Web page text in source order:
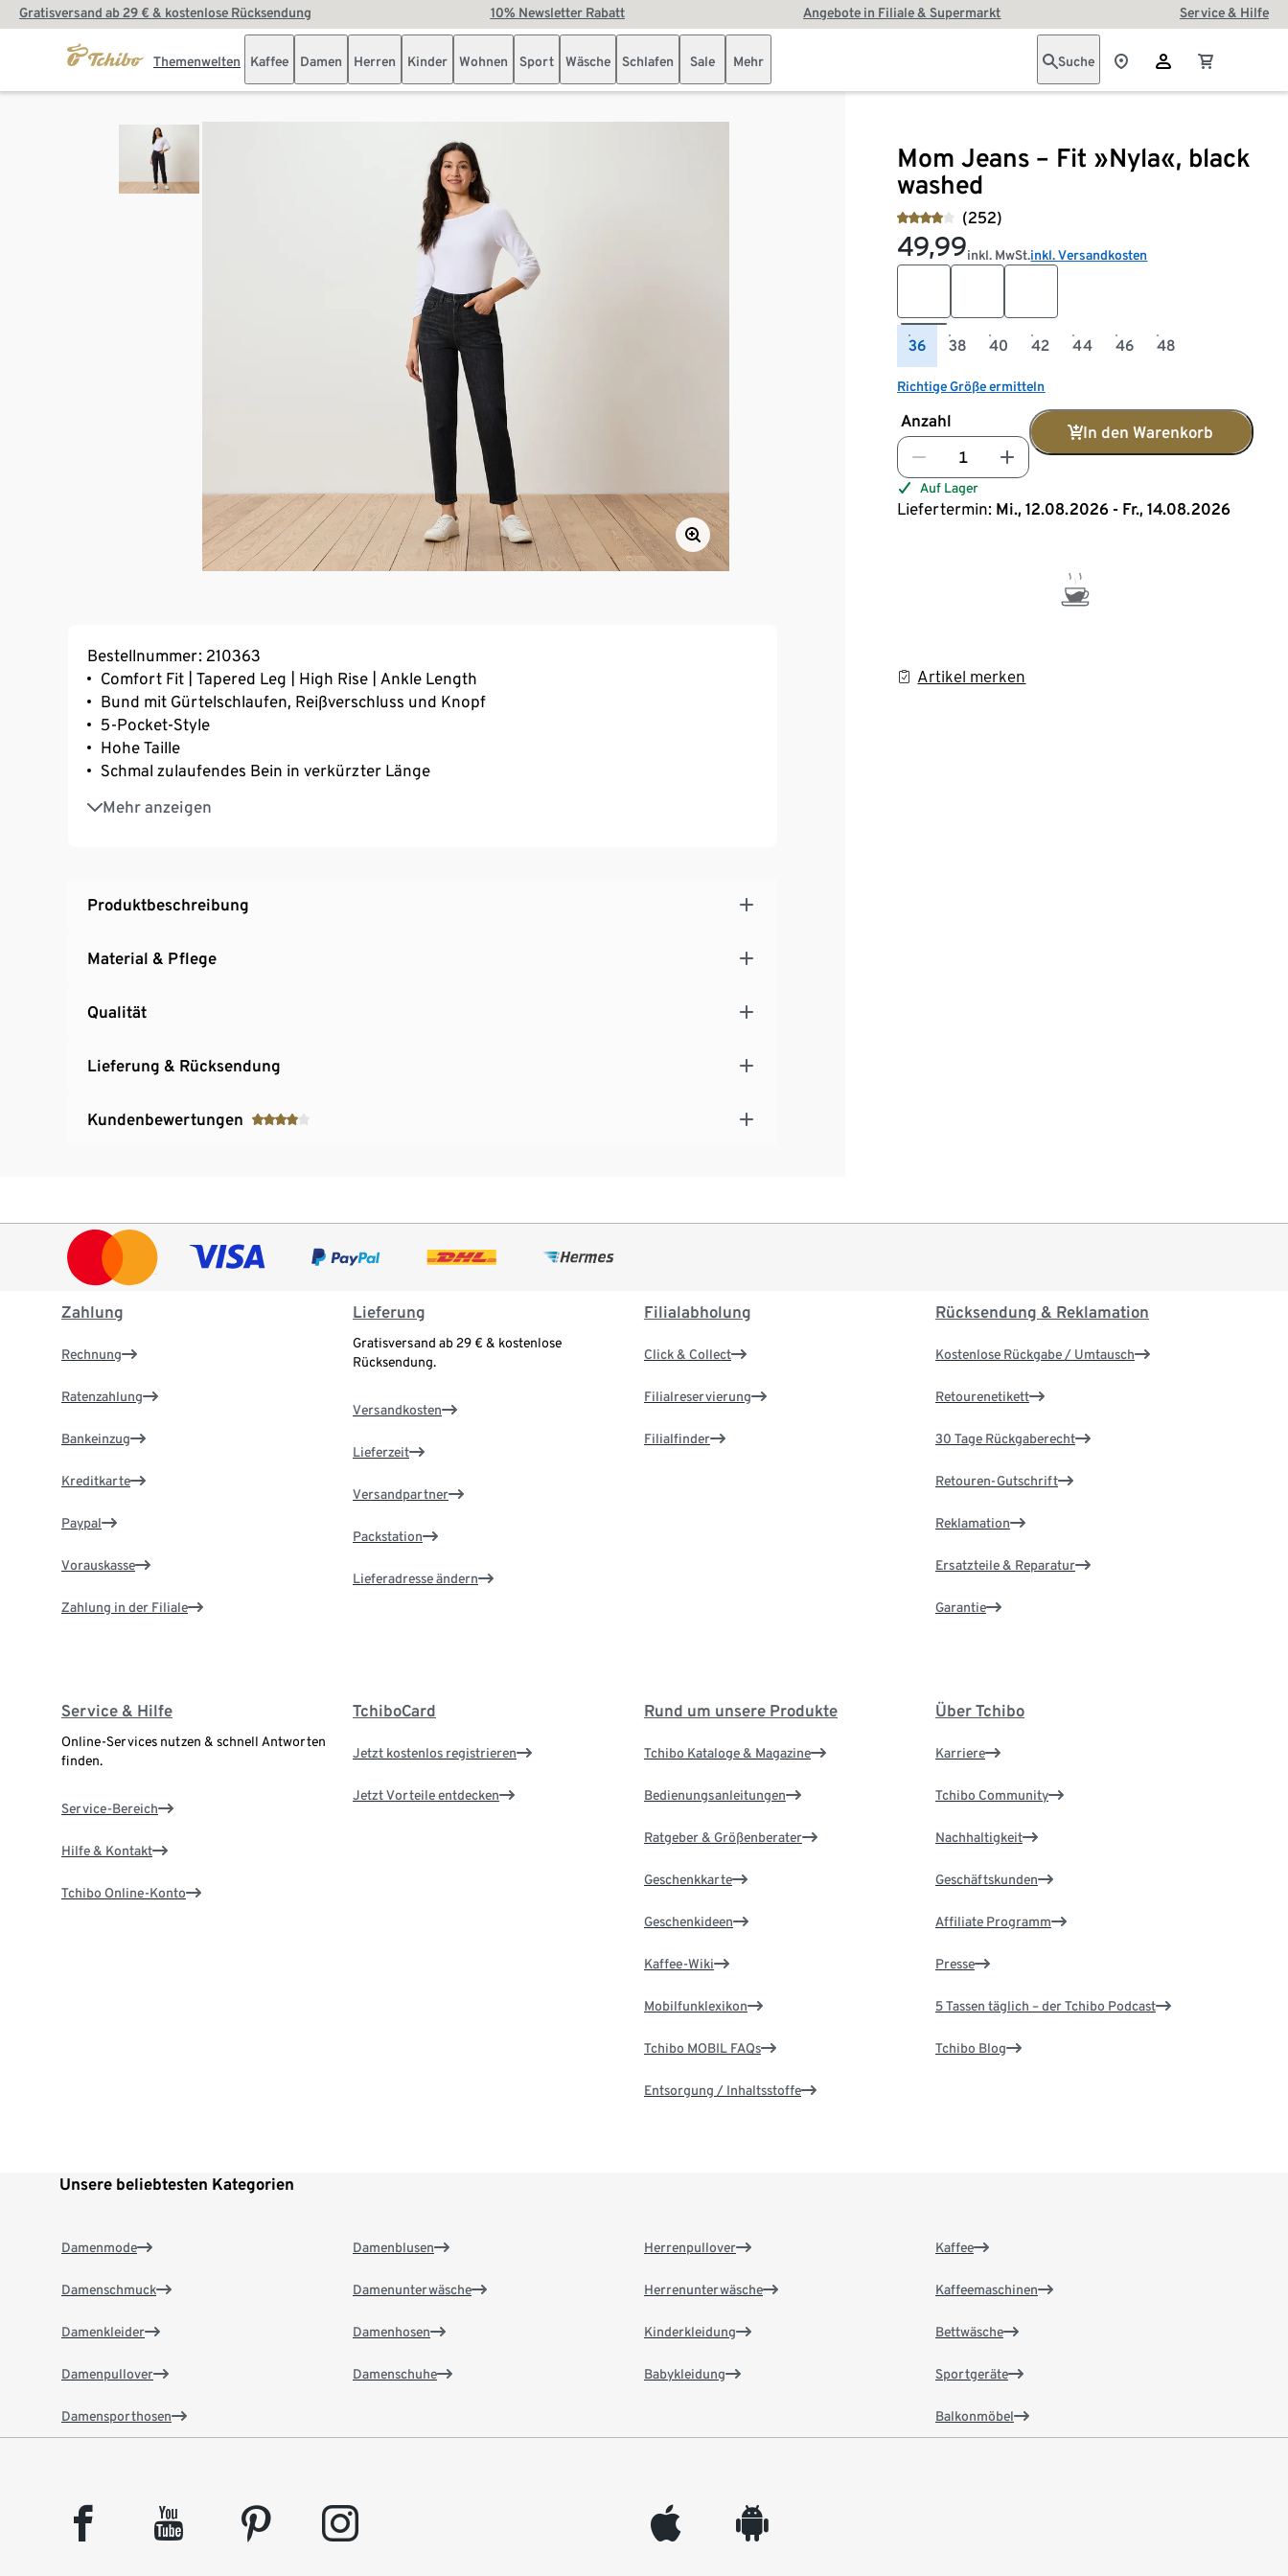
Gratisversand ab 29 € & kostenlose Rücksendung 10% Newsletter Rabatt Angebote in Filiale & Supermarkt Service & Hilfe
Themenwelten Kaffee Damen Herren Kinder Wohnen Sport Wäsche Schlafen Sale Mehr Suche
Mom Jeans – Fit »Nyla«, black
washed
(252)
49,99inkl. MwSt.inkl. Versandkosten
36 38 40 42 44 46 48
Richtige Größe ermitteln
Anzahl
In den Warenkorb
Auf Lager
Liefertermin: Mi., 12.08.2026 - Fr., 14.08.2026
Artikel merken
Bestellnummer: 210363
Comfort Fit | Tapered Leg | High Rise | Ankle Length
Bund mit Gürtelschlaufen, Reißverschluss und Knopf
5-Pocket-Style
Hohe Taille
Schmal zulaufendes Bein in verkürzter Länge
Mehr anzeigen
Mit Elasthan: formbeständig, perfekter Sitz, hoher Tragekomfort
Produktbeschreibung
Material & Pflege
Qualität
Lieferung & Rücksendung
Kundenbewertungen
Zahlung
Rechnung
Ratenzahlung
Bankeinzug
Kreditkarte
Paypal
Vorauskasse
Zahlung in der Filiale
Lieferung
Gratisversand ab 29 € & kostenlose
Rücksendung.
Versandkosten
Lieferzeit
Versandpartner
Packstation
Lieferadresse ändern
Filialabholung
Click & Collect
Filialreservierung
Filialfinder
Rücksendung & Reklamation
Kostenlose Rückgabe / Umtausch
Retourenetikett
30 Tage Rückgaberecht
Retouren-Gutschrift
Reklamation
Ersatzteile & Reparatur
Garantie
Service & Hilfe
Online-Services nutzen & schnell Antworten
finden.
Service-Bereich
Hilfe & Kontakt
Tchibo Online-Konto
TchiboCard
Jetzt kostenlos registrieren
Jetzt Vorteile entdecken
Rund um unsere Produkte
Tchibo Kataloge & Magazine
Bedienungsanleitungen
Ratgeber & Größenberater
Geschenkkarte
Geschenkideen
Kaffee-Wiki
Mobilfunklexikon
Tchibo MOBIL FAQs
Entsorgung / Inhaltsstoffe
Über Tchibo
Karriere
Tchibo Community
Nachhaltigkeit
Geschäftskunden
Affiliate Programm
Presse
5 Tassen täglich – der Tchibo Podcast
Tchibo Blog
Unsere beliebtesten Kategorien
Damenmode
Damenschmuck
Damenkleider
Damenpullover
Damensporthosen
Damenblusen
Damenunterwäsche
Damenhosen
Damenschuhe
Herrenpullover
Herrenunterwäsche
Kinderkleidung
Babykleidung
Kaffee
Kaffeemaschinen
Bettwäsche
Sportgeräte
Balkonmöbel
facebook youtube pinterest instagram appleinc android